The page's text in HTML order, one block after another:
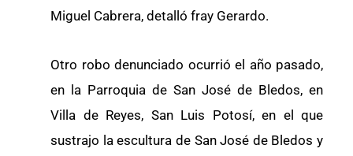
Miguel Cabrera, detalló fray Gerardo.
Otro robo denunciado ocurrió el año pasado,
en la Parroquia de San José de Bledos, en
Villa de Reyes, San Luis Potosí, en el que
sustrajo la escultura de San José de Bledos y